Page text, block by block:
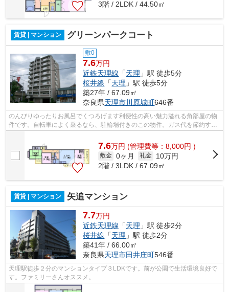
3階 / 2LDK / 44.50㎡
賃貸 | マンション グリーンパークコート
敷0
7.6万円
近鉄天理線 「天理 」駅 徒歩5分
桜井線 「天理 」駅 徒歩5分
築27年 / 67.09㎡
奈良県天理市川原城町646番
のんびりゆったりお風呂でくつろげます利便性の高い魅力溢れる角部屋の物
件です。自転車によく乗るなら、駐輪場付きのこの物件。ガス代を節約する
7.6万円 (管理費等：8,000円 )
敷金 0ヶ月 礼金
10万円
2階 / 3LDK / 67.09㎡
賃貸 | マンション 矢追マンション
7.7万円
近鉄天理線 「天理 」駅 徒歩2分
桜井線 「天理 」駅 徒歩2分
築41年 / 66.00㎡
奈良県天理市田井庄町546番
天理駅徒歩２分のマンションタイプ３LDKです。前が公園で生活環境良好で
す。ファミリーさんオススメ。